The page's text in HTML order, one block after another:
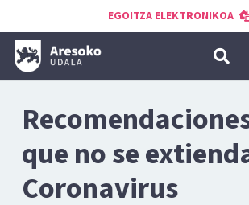
EGOITZA ELEKTRONIKOA
que no se
Coronavirus